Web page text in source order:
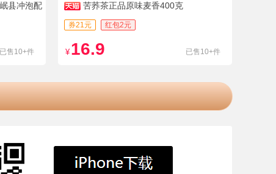
县冲泡配
已售10+件
苦荞茶正品原味麦香400克
券21元 红包2元
¥ 16.9 已售10+件